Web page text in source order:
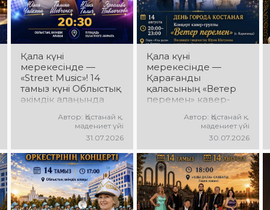
мен мерекелік көңіл
күй күтеді!
қуатты ырғақ пен
мерекелік көңіл күй
күтеді!
Қала күні
мерекесінде —
«Street Music»! 14
тамыз күні Облыстық
әкімдік алаңында
ұжымдарының
«Street Music»
бағдарламасы өтеді!
Сіздерді заманауи
музыка, жарқын
орындаулар, қуатты
энергия мен
көтеріңкі мерекелік
Автор: Қостанай қ.
мәдениет үйі
31.07.2026
Қала күні
мерекесінде —
Қарағанды
қаласының «Ветер
перемен» кавер-
«Ұлы Дала»
саябағында Юрий
Шатунов пен
«Ласковый май»
тобының
шығармашылығына
арналған концерт
өтеді! Сіздерді
көпшілік сүйіп
Автор: Қостанай қ.
мәдениет үйі
30.07.2026